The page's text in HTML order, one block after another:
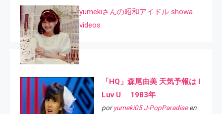
yumekiさんの昭和アイドル showa
videos
「HQ」森尾由美 天気予報は I
Luv U 1983年
por yumeki05 J-PopParadiseen